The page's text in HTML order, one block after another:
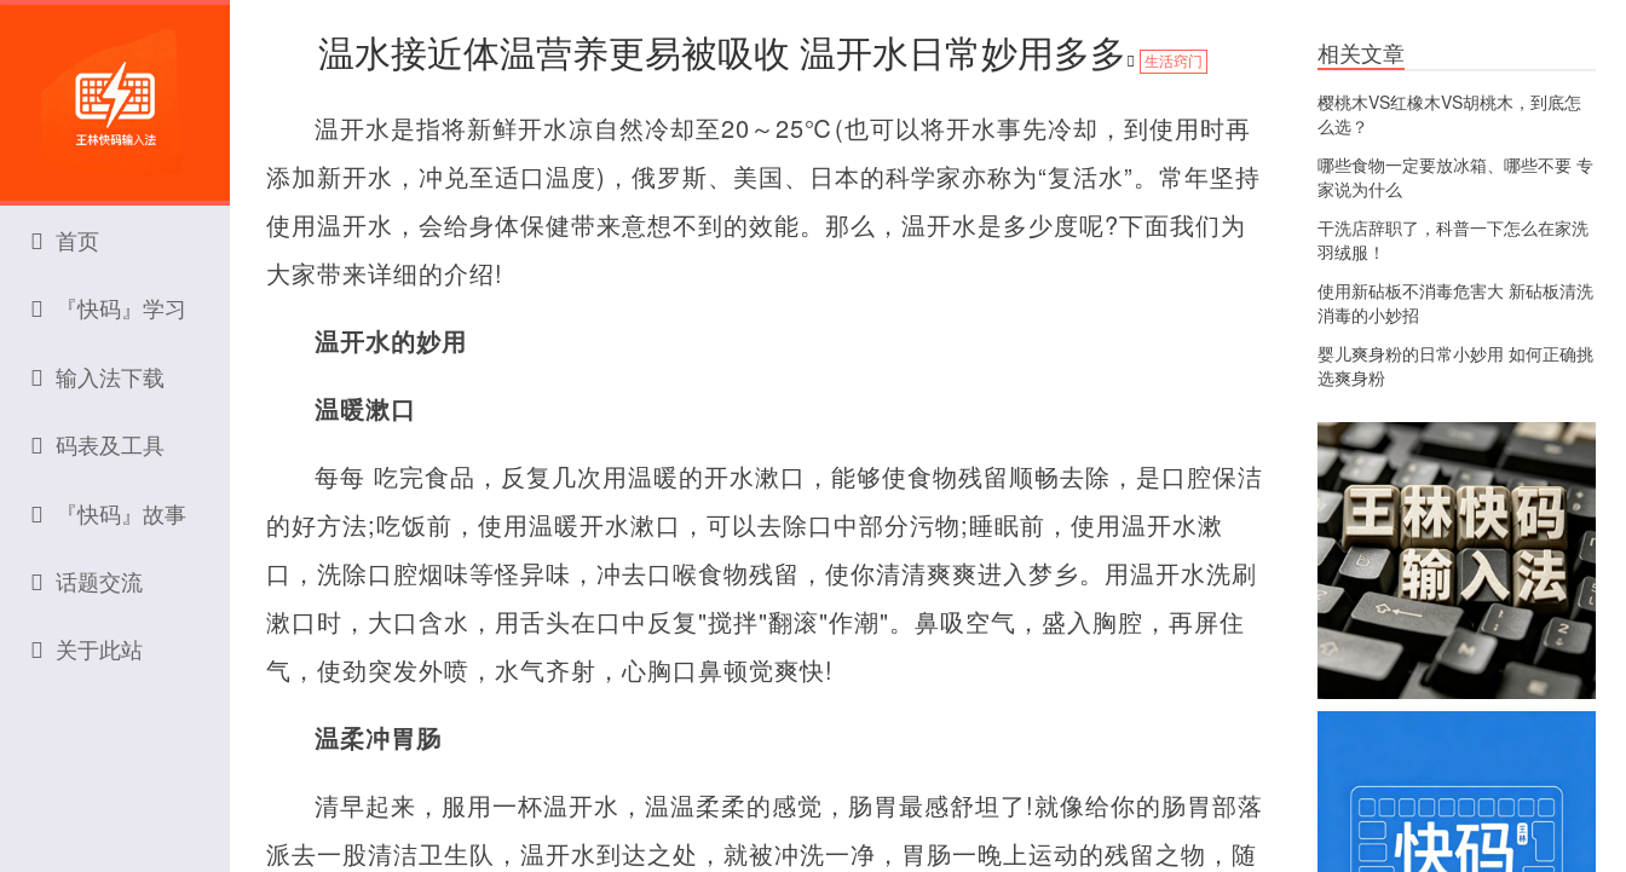
温水接近体温营养更易被吸收 温开水日常妙用多多 生活窍门
温开水是指将新鲜开水凉自然冷却至20～25℃(也可以将开水事先冷却，到使用时再
添加新开水，冲兑至适口温度)，俄罗斯、美国、日本的科学家亦称为“复活水”。常年坚持
使用温开水，会给身体保健带来意想不到的效能。那么，温开水是多少度呢?下面我们为
大家带来详细的介绍!
温开水的妙用
温暖漱口
每每 吃完食品，反复几次用温暖的开水漱口，能够使食物残留顺畅去除，是口腔保洁
的好方法;吃饭前，使用温暖开水漱口，可以去除口中部分污物;睡眠前，使用温开水漱
口，洗除口腔烟味等怪异味，冲去口喉食物残留，使你清清爽爽进入梦乡。用温开水洗刷
漱口时，大口含水，用舌头在口中反复"搅拌"翻滚"作潮"。鼻吸空气，盛入胸腔，再屏住
气，使劲突发外喷，水气齐射，心胸口鼻顿觉爽快!
温柔冲胃肠
清早起来，服用一杯温开水，温温柔柔的感觉，肠胃最感舒坦了!就像给你的肠胃部落
派去一股清洁卫生队，温开水到达之处，就被冲洗一净，胃肠一晚上运动的残留之物，随
首页
『快码』学习
输入法下载
码表及工具
『快码』故事
话题交流
关于此站
相关文章
樱桃木VS红橡木VS胡桃木，到底怎
么选？
哪些食物一定要放冰箱、哪些不要 专
家说为什么
干洗店辞职了，科普一下怎么在家洗
羽绒服！
使用新砧板不消毒危害大 新砧板清洗
消毒的小妙招
婴儿爽身粉的日常小妙用 如何正确挑
选爽身粉